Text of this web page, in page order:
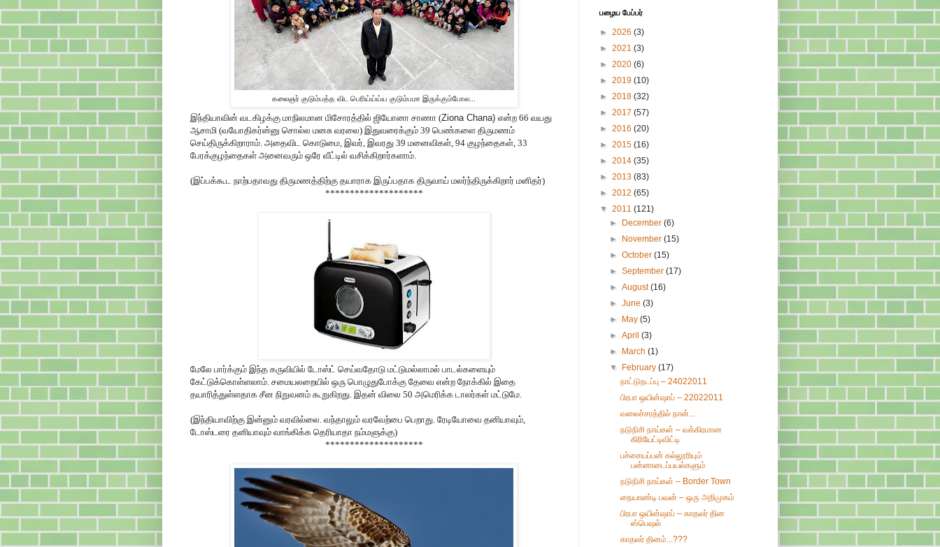
கலைஞர் குடும்பத்த விட பெரிய்ய்ய்ய குடும்பமா இருக்கும்போல...
இந்தியாவின் வடகிழக்கு மாநிலமான மிசோரத்தில் ஜியோனா சாணா (Ziona Chana) என்ற 66 வயது
ஆசாமி (வயோதிகர்ன்னு சொல்ல மனசு வரலை) இதுவரைக்கும் 39 பெண்களை திருமணம்
செய்திருக்கிறாராம். அதைவிட கொடுமை, இவர், இவரது 39 மனைவிகள், 94 குழந்தைகள், 33
பேரக்குழந்தைகள் அனைவரும் ஒரே வீட்டில் வசிக்கிறார்களாம்.
(இப்பக்கூட நாற்பதாவது திருமணத்திற்கு தயாராக இருப்பதாக திருவாய் மலர்ந்திருக்கிறார் மனிதர்)
********************
மேலே பார்க்கும் இந்த கருவியில் டோஸ்ட் செய்வதோடு மட்டுமல்லாமல் பாடல்களையும்
கேட்டுக்கொள்ளலாம். சமையலறையில் ஒரு பொழுதுபோக்கு தேவை என்ற நோக்கில் இதை
தயாரித்துள்ளதாக சீன நிறுவனம் கூறுகிறது. இதன் விலை 50 அமெரிக்க டாலர்கள் மட்டுமே.
(இந்தியாவிற்கு இன்னும் வரவில்லை. வந்தாலும் வரவேற்பை பெறாது. ரேடியோவை தனியாவும்,
டோஸ்டரை தனியாவும் வாங்கிக்க தெரியாதா நம்மளுக்கு)
********************
பழைய பேப்பர்
► 2026 (3)
► 2021 (3)
► 2020 (6)
► 2019 (10)
► 2018 (32)
► 2017 (57)
► 2016 (20)
► 2015 (16)
► 2014 (35)
► 2013 (83)
► 2012 (65)
▼ 2011 (121)
►
December(6)
►
November(15)
►October(15)
►September(17)
►August(16)
►June(3)
►
May(5)
►April(3)
►
March(1)
▼
February(17)
நாட்டுநடப்பு – 24022011
பிரபா ஒயின்ஷாப் – 22022011
வலைச்சரத்தில் நான்...
நடுநிசி நாய்கள் – வக்கிரமான
கிரியேட்டிவிட்டி
பச்சையப்பன் கல்லூரியும்
பன்னாடைப்பயல்களும்
நடுநிசி நாய்கள் – Border Town
நையாண்டி பவன் – ஒரு அறிமுகம்
பிரபா ஒயின்ஷாப் – காதலர் தின
ஸ்பெஷல்
காதலர் தினம்...???